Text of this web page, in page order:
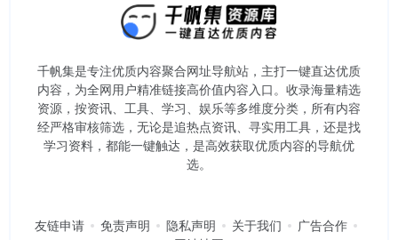
千帆集是专注优质内容聚合网址导航站，主打一键直达优质
内容，为全网用户精准链接高价值内容入口。​收录海量精选
资源，按资讯、工具、学习、娱乐等多维度分类，所有内容
经严格审核筛选，无论是追热点资讯、寻实用工具，还是找
学习资料，都能一键触达，是高效获取优质内容的导航优
选。
友链申请 免责声明 隐私声明 关于我们
广告合作